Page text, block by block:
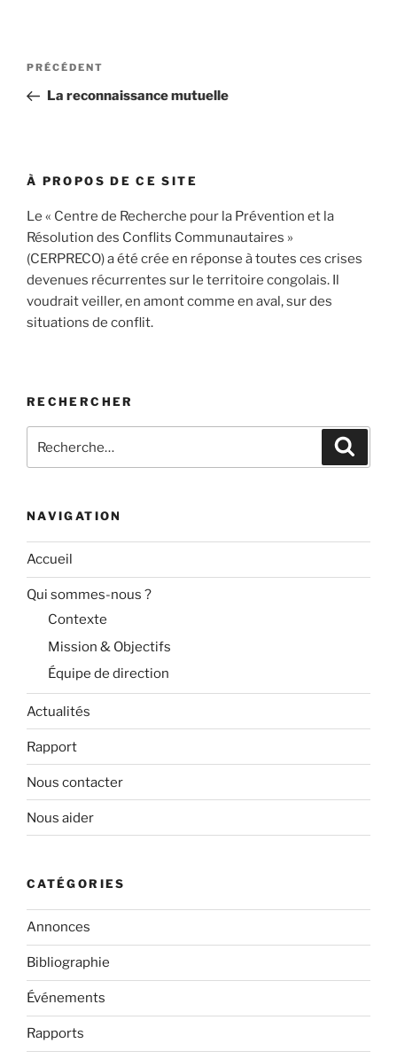
Navigation
l’article
Article
précédent
PRÉCÉDENT
La reconnaissance mutuelle
À PROPOS DE CE SITE
Le « Centre de Recherche pour la Prévention et la
Résolution des Conflits Communautaires »
(CERPRECO) a été crée en réponse à toutes ces crises
devenues récurrentes sur le territoire congolais. Il
voudrait veiller, en amont comme en aval, sur des
situations de conflit.
RECHERCHER
pour
NAVIGATION
Accueil
Qui sommes-nous ?
Contexte
Mission & Objectifs
Équipe de direction
Actualités
Rapport
Nous contacter
Nous aider
CATÉGORIES
Annonces
Bibliographie
Événements
Rapports